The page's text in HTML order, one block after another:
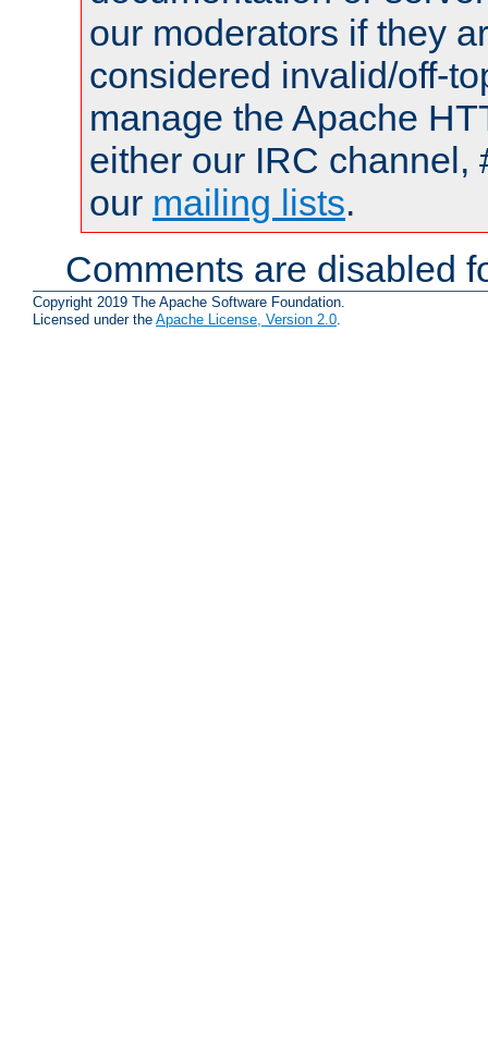
our moderators if they
considered invalid/off-
manage the Apache
either our IRC channel,
our mailing lists.
Comments are disabled
Copyright 2019 The Apache Software Foundation.
Licensed under the Apache License, Version 2.0.